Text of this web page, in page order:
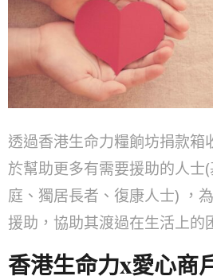
透過香港生命力糧餉坊捐款箱
於幫助更多有需要援助的人士
庭、獨居長者、復康人士) ，
援助，協助其渡過在生活上的
香港生命力x愛心商